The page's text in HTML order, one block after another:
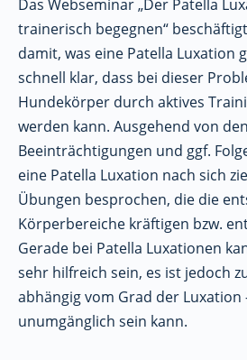
Das Webseminar „Der Patella
trainerisch begegnen“
damit, was eine Patella Luxation
schnell klar, dass bei dieser
Hundekörper durch aktives
werden kann. Ausgehend von den
Beeinträchtigungen und ggf.
eine Patella Luxation nach sich
Übungen besprochen, die die
Körperbereiche kräftigen bzw.
Gerade bei Patella Luxationen
sehr hilfreich sein, es ist jedoch
abhängig vom Grad der Luxation
unumgänglich sein kann.